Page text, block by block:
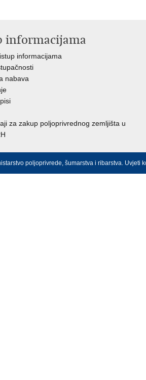
informacijama
informacijama
nabava
za zakup poljoprivrednog zemljišta u
poljoprivrede, šumarstva i ribarstva. Uvjeti